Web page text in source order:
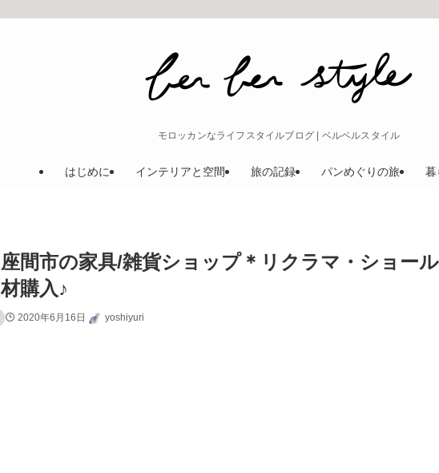
モロッカンなライフスタイルブログ | ベルベルスタイル
はじめに インテリアと空間 旅の記録 パンめぐりの旅 暮
座間市の家具/雑貨ショップ＊リクラマ・ショー
材購入♪
2020年6月16日 yoshiyuri